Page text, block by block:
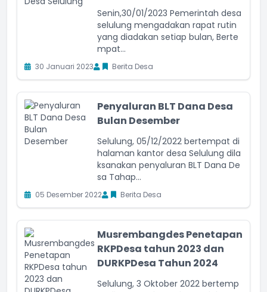
Senin,30/01/2023 Pemerintah desa
selulung mengadakan rapat rutin
yang diadakan setiap bulan, Berte
mpat...
30 Januari 2023 Berita Desa
Penyaluran BLT Dana Desa
Bulan Desember
Selulung, 05/12/2022 bertempat di
halaman kantor desa Selulung dila
ksanakan penyaluran BLT Dana De
sa Tahap...
05 Desember 2022 Berita Desa
Musrembangdes Penetapan
RKPDesa tahun 2023 dan
DURKPDesa Tahun 2024
Selulung, 3 Oktober 2022 bertemp